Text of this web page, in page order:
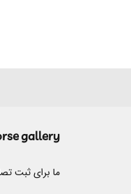
gallery
ما برای ثبت